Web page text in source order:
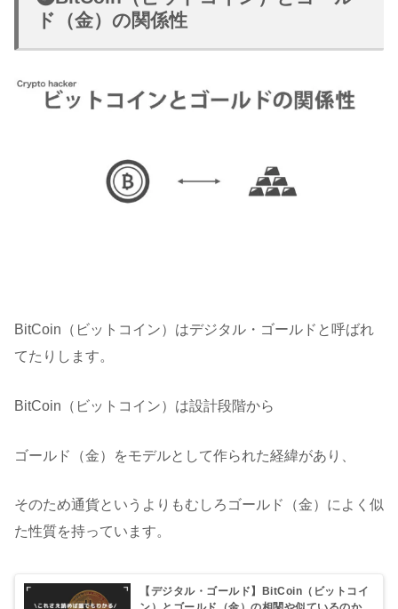
ド（金）の関係性
BitCoin（ビットコイン）はデジタル・ゴールドと呼ばれ
てたりします。
BitCoin（ビットコイン）は設計段階から
ゴールド（金）をモデルとして作られた経緯があり、
そのため通貨というよりもむしろゴールド（金）によく似
た性質を持っています。
【デジタル・ゴールド】BitCoin（ビットコイ